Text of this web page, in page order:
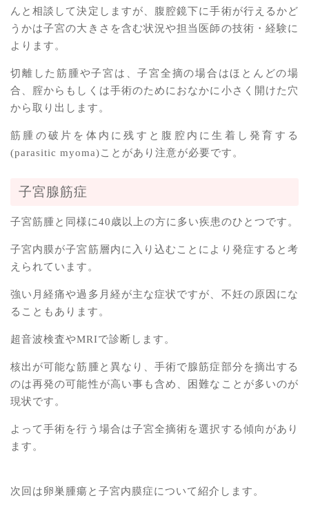
んと相談して決定しますが、腹腔鏡下に手術が行えるかど
うかは子宮の大きさを含む状況や担当医師の技術・経験に
よります。
切離した筋腫や子宮は、子宮全摘の場合はほとんどの場
合、腟からもしくは手術のためにおなかに小さく開けた穴
から取り出します。
筋腫の破片を体内に残すと腹腔内に生着し発育する
(parasitic myoma)ことがあり注意が必要です。
子宮腺筋症
子宮筋腫と同様に40歳以上の方に多い疾患のひとつです。
子宮内膜が子宮筋層内に入り込むことにより発症すると考
えられています。
強い月経痛や過多月経が主な症状ですが、不妊の原因にな
ることもあります。
超音波検査やMRIで診断します。
核出が可能な筋腫と異なり、手術で腺筋症部分を摘出する
のは再発の可能性が高い事も含め、困難なことが多いのが
現状です。
よって手術を行う場合は子宮全摘術を選択する傾向があり
ます。
次回は卵巣腫瘍と子宮内膜症について紹介します。